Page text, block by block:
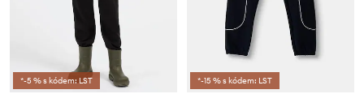
*-5 % s kódem: LST *-15 % s kódem: LST